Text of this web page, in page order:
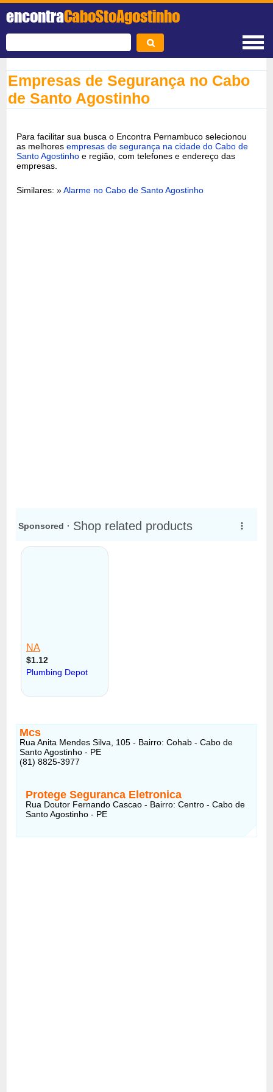
encontraCaboStoAgostinho
Empresas de Segurança no Cabo
de Santo Agostinho
Para facilitar sua busca o Encontra Pernambuco selecionou
as melhoresempresas de segurança na cidade do Cabo de
Santo Agostinho e região, com telefones e endereço das
empresas.
Similares: »Alarme no Cabo de Santo Agostinho
Mcs
Rua Anita Mendes Silva, 105 - Bairro: Cohab - Cabo de
Santo Agostinho - PE
(81) 8825-3977
Protege Seguranca Eletronica
Rua Doutor Fernando Cascao - Bairro: Centro - Cabo de
Santo Agostinho - PE